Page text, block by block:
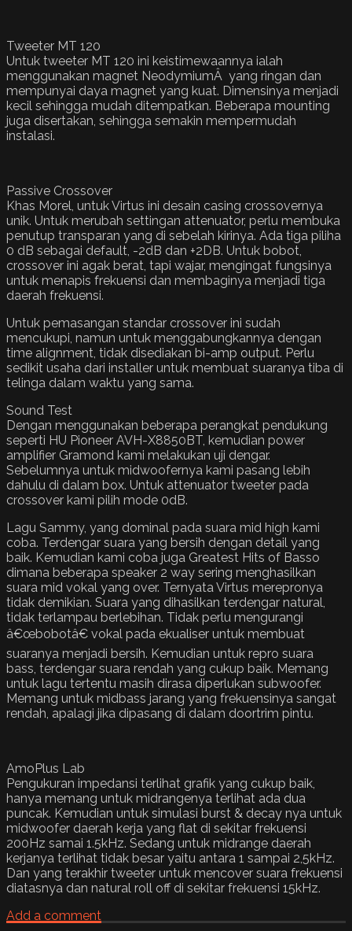
Tweeter MT 120
Untuk tweeter MT 120 ini keistimewaannya ialah
menggunakan magnet NeodymiumÂ yang ringan dan
mempunyai daya magnet yang kuat. Dimensinya menjadi
kecil sehingga mudah ditempatkan. Beberapa mounting
juga disertakan, sehingga semakin mempermudah
instalasi.
Passive Crossover
Khas Morel, untuk Virtus ini desain casing crossovernya
unik. Untuk merubah settingan attenuator, perlu membuka
penutup transparan yang di sebelah kirinya. Ada tiga piliha
0 dB sebagai default, -2dB dan +2DB. Untuk bobot,
crossover ini agak berat, tapi wajar, mengingat fungsinya
untuk menapis frekuensi dan membaginya menjadi tiga
daerah frekuensi.
Untuk pemasangan standar crossover ini sudah
mencukupi, namun untuk menggabungkannya dengan
time alignment, tidak disediakan bi-amp output. Perlu
sedikit usaha dari installer untuk membuat suaranya tiba di
telinga dalam waktu yang sama.
Sound Test
Dengan menggunakan beberapa perangkat pendukung
seperti HU Pioneer AVH-X8850BT, kemudian power
amplifier Gramond kami melakukan uji dengar.
Sebelumnya untuk midwoofernya kami pasang lebih
dahulu di dalam box. Untuk attenuator tweeter pada
crossover kami pilih mode 0dB.
Lagu Sammy, yang dominal pada suara mid high kami
coba. Terdengar suara yang bersih dengan detail yang
baik. Kemudian kami coba juga Greatest Hits of Basso
dimana beberapa speaker 2 way sering menghasilkan
suara mid vokal yang over. Ternyata Virtus merepronya
tidak demikian. Suara yang dihasilkan terdengar natural,
tidak terlampau berlebihan. Tidak perlu mengurangi
â€œbobotâ€ vokal pada ekualiser untuk membuat
suaranya menjadi bersih. Kemudian untuk repro suara
bass, terdengar suara rendah yang cukup baik. Memang
untuk lagu tertentu masih dirasa diperlukan subwoofer.
Memang untuk midbass jarang yang frekuensinya sangat
rendah, apalagi jika dipasang di dalam doortrim pintu.
AmoPlus Lab
Pengukuran impedansi terlihat grafik yang cukup baik,
hanya memang untuk midrangenya terlihat ada dua
puncak. Kemudian untuk simulasi burst & decay nya untuk
midwoofer daerah kerja yang flat di sekitar frekuensi
200Hz samai 1.5kHz. Sedang untuk midrange daerah
kerjanya terlihat tidak besar yaitu antara 1 sampai 2,5kHz.
Dan yang terakhir tweeter untuk mencover suara frekuensi
diatasnya dan natural roll off di sekitar frekuensi 15kHz.
Add a comment